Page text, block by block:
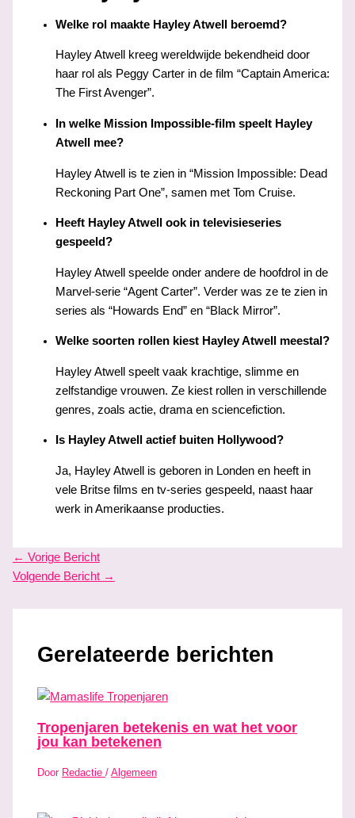
Welke rol maakte Hayley Atwell beroemd?
Hayley Atwell kreeg wereldwijde bekendheid door
haar rol als Peggy Carter in de film “Captain America:
The First Avenger”.
In welke Mission Impossible-film speelt Hayley
Atwell mee?
Hayley Atwell is te zien in “Mission Impossible: Dead
Reckoning Part One”, samen met Tom Cruise.
Heeft Hayley Atwell ook in televisieseries
gespeeld?
Hayley Atwell speelde onder andere de hoofdrol in de
Marvel-serie “Agent Carter”. Verder was ze te zien in
series als “Howards End” en “Black Mirror”.
Welke soorten rollen kiest Hayley Atwell meestal?
Hayley Atwell speelt vaak krachtige, slimme en
zelfstandige vrouwen. Ze kiest rollen in verschillende
genres, zoals actie, drama en sciencefiction.
Is Hayley Atwell actief buiten Hollywood?
Ja, Hayley Atwell is geboren in Londen en heeft in
vele Britse films en tv-series gespeeld, naast haar
werk in Amerikaanse producties.
← Vorige Bericht
Volgende Bericht →
Gerelateerde berichten
Tropenjaren betekenis en wat het voor
jou kan betekenen
Door Redactie/Algemeen